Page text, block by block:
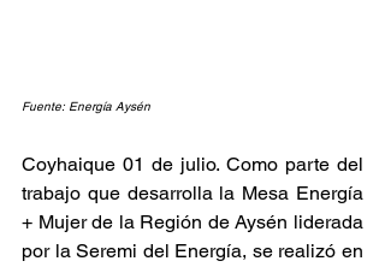
Fuente: Energía Aysén
Coyhaique 01 de julio. Como parte del
trabajo que desarrolla la Mesa Energía
+ Mujer de la Región de Aysén liderada
por la Seremi del Energía, se realizó en